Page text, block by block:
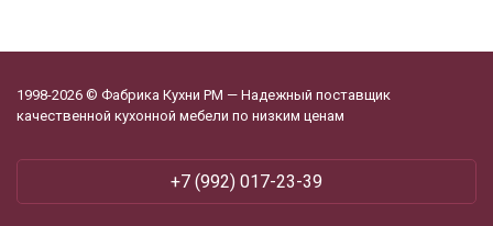
1998-2026 © Фабрика Кухни РМ — Надежный поставщик
качественной кухонной мебели по низким ценам
+7 (992) 017-23-39